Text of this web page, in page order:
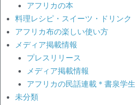
アフリカの本
料理レシピ・スイーツ・ドリンク
アフリカ布の楽しい使い方
メディア掲載情報
プレスリリース
メディア掲載情報
アフリカの民話連載＊書泉学
未分類